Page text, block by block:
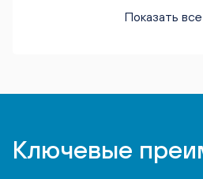
Показать все
Ключевые